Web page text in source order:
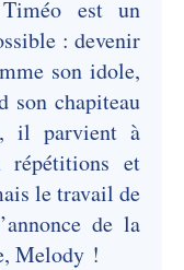
est un
: devenir
son idole,
son chapiteau
il parvient à
répétitions et
le travail de
de la
Melody !